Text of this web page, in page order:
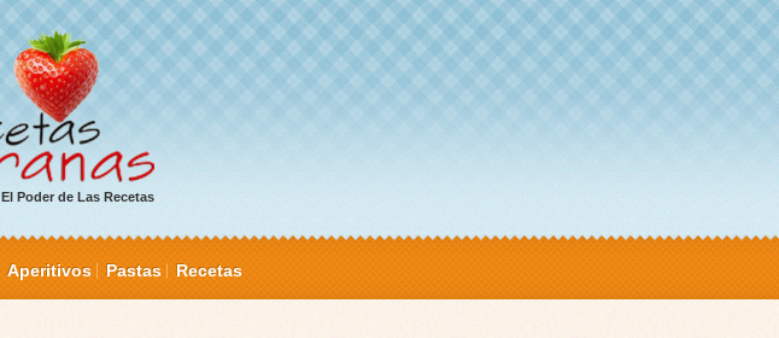
El Poder de Las Recetas
Aperitivos Pastas Recetas